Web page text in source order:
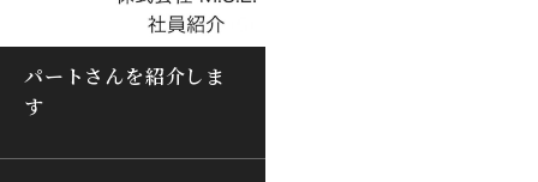
パートさんを紹介しま
す